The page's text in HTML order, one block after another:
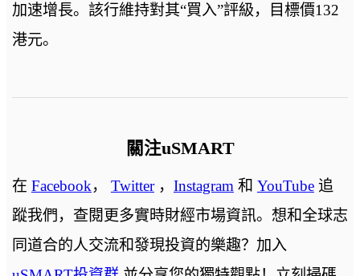
加速增長。該行維持對其“買入”評級，目標價132
港元。
關注uSMART
在 Facebook， Twitter， Instagram 和 YouTube追
蹤我們，查閱更多實時財經市場資訊。想和全球志
同道合的人交流和發現投資的樂趣？加入